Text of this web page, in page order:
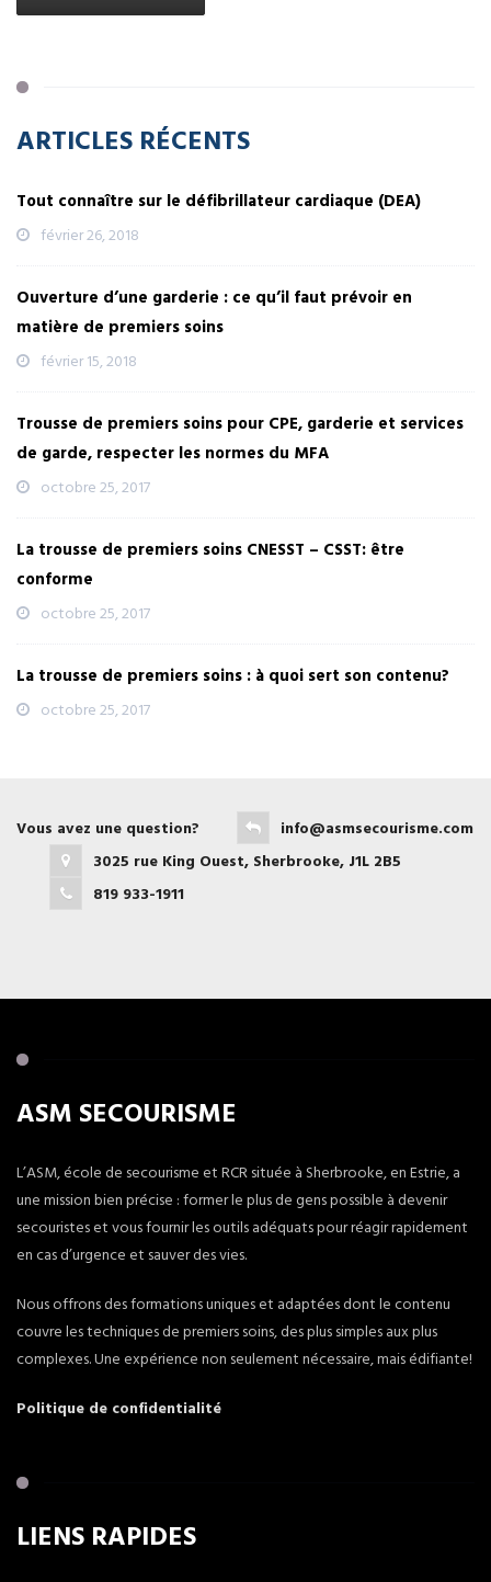
ARTICLES RÉCENTS
Tout connaître sur le défibrillateur cardiaque (DEA)
février 26, 2018
Ouverture d’une garderie : ce qu’il faut prévoir en
matière de premiers soins
février 15, 2018
Trousse de premiers soins pour CPE, garderie et services
de garde, respecter les normes du MFA
octobre 25, 2017
La trousse de premiers soins CNESST – CSST: être
conforme
octobre 25, 2017
La trousse de premiers soins : à quoi sert son contenu?
octobre 25, 2017
Vous avez une question?
info@asmsecourisme.com
3025 rue King Ouest, Sherbrooke, J1L 2B5
819 933-1911
ASM SECOURISME
L’ASM, école de secourisme et RCR située à Sherbrooke, en Estrie, a
une mission bien précise : former le plus de gens possible à devenir
secouristes et vous fournir les outils adéquats pour réagir rapidement
en cas d’urgence et sauver des vies.
Nous offrons des formations uniques et adaptées dont le contenu
couvre les techniques de premiers soins, des plus simples aux plus
complexes. Une expérience non seulement nécessaire, mais édifiante!
Politique de confidentialité
LIENS RAPIDES